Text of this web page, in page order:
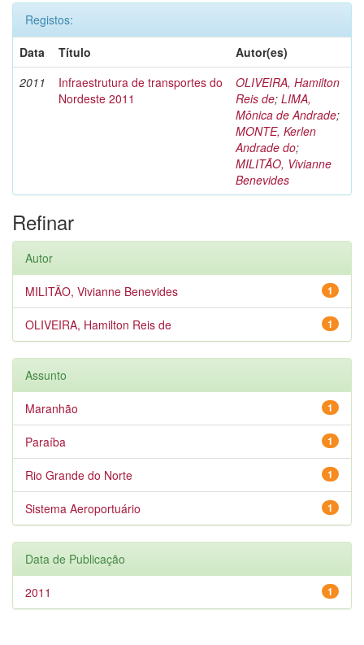
Registos:
Data
Título
Autor(es)
2011
Infraestrutura de transportes do
Nordeste 2011
OLIVEIRA, Hamilton
Reis de; LIMA,
Mônica de Andrade;
MONTE, Kerlen
Andrade do;
MILITÃO, Vivianne
Benevides
Refinar
Autor
1
MILITÃO, Vivianne Benevides
1
OLIVEIRA, Hamilton Reis de
Assunto
1
Maranhão
1
Paraíba
1
Rio Grande do Norte
1
Sistema Aeroportuário
Data de Publicação
1
2011